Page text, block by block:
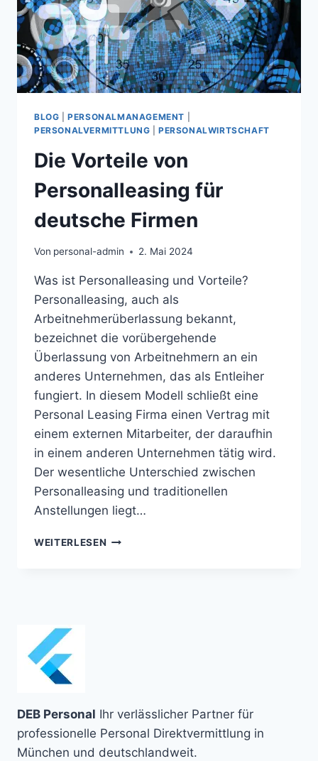
BLOG |PERSONALMANAGEMENT
PERSONALVERMITTLUNG |PERSONALWIRTSCHAFT
Die Vorteile von
Personalleasing für
deutsche Firmen
Von personal-admin 2. Mai 2024
Was ist Personalleasing und Vorteile?
Personalleasing, auch als
Arbeitnehmerüberlassung bekannt,
bezeichnet die vorübergehende
Überlassung von Arbeitnehmern an ein
anderes Unternehmen, das als Entleiher
fungiert. In diesem Modell schließt eine
Personal Leasing Firma einen Vertrag mit
einem externen Mitarbeiter, der daraufhin
in einem anderen Unternehmen tätig wird.
Der wesentliche Unterschied zwischen
Personalleasing und traditionellen
Anstellungen liegt…
WEITERLESEN DIE
DEB Personal Ihr verlässlicher Partner für
professionelle Personal Direktvermittlung in
München und deutschlandweit.